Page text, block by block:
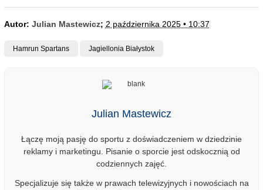
Autor: Julian Mastewicz; 2 października 2025 • 10:37
Hamrun Spartans Jagiellonia Białystok
Julian Mastewicz
Łączę moją pasję do sportu z doświadczeniem w dziedzinie
reklamy i marketingu. Pisanie o sporcie jest odskocznią od
codziennych zajęć.
Specjalizuje się także w prawach telewizyjnych i nowościach na